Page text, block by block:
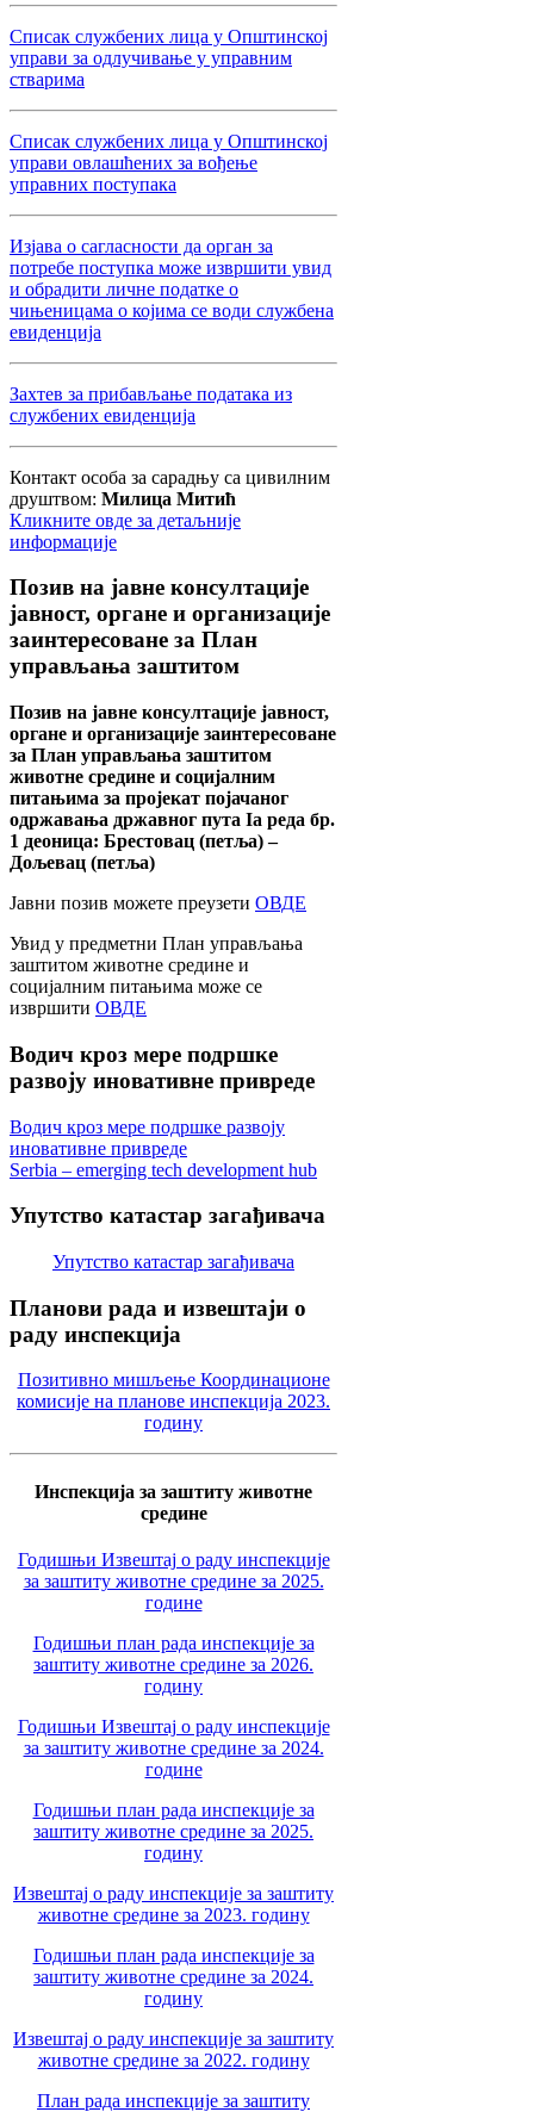
Списак службених лица у Општинској
управи за одлучивање у управним
стварима
Списак службених лица у Општинској
управи овлашћених за вођење
управних поступака
Изјава о сагласности да орган за
потребе поступка може извршити увид
и обрадити личне податке о
чињеницама о којима се води службена
евиденција
Захтев за прибављање података из
службених евиденција
Контакт особа за сарадњу са цивилним
друштвом: Милица Митић
Кликните овде за детаљније
информације
Позив на јавне консултације
јавност, органе и организације
заинтересоване за План
управљања заштитом
Позив на јавне консултације јавност,
органе и организације заинтересоване
за План управљања заштитом
животне средине и социјалним
питањима за пројекат појачаног
одржавања државног пута Ia реда бр.
1 деоница: Брестовац (петља) –
Дољевац (петља)
Јавни позив можете преузети ОВДЕ
Увид у предметни План управљања
заштитом животне средине и
социјалним питањима може се
извршити ОВДЕ
Водич кроз мере подршке
развоју иновативне привреде
Водич кроз мере подршке развоју
иновативне привреде
Serbia – emerging tech development hub
Упутство катастар загађивача
Упутство катастар загађивача
Планови рада и извештаји о
раду инспекција
Позитивно мишљење Координационе
комисије на планове инспекција 2023.
годину
Инспекција за заштиту животне
средине
Годишњи Извештај о раду инспекције
за заштиту животне средине за 2025.
године
Годишњи план рада инспекције за
заштиту животне средине за 2026.
годину
Годишњи Извештај о раду инспекције
за заштиту животне средине за 2024.
године
Годишњи план рада инспекције за
заштиту животне средине за 2025.
годину
Извештај о раду инспекције за заштиту
животне средине за 2023. годину
Годишњи план рада инспекције за
заштиту животне средине за 2024.
годину
Извештај о раду инспекције за заштиту
животне средине за 2022. годину
План рада инспекције за заштиту